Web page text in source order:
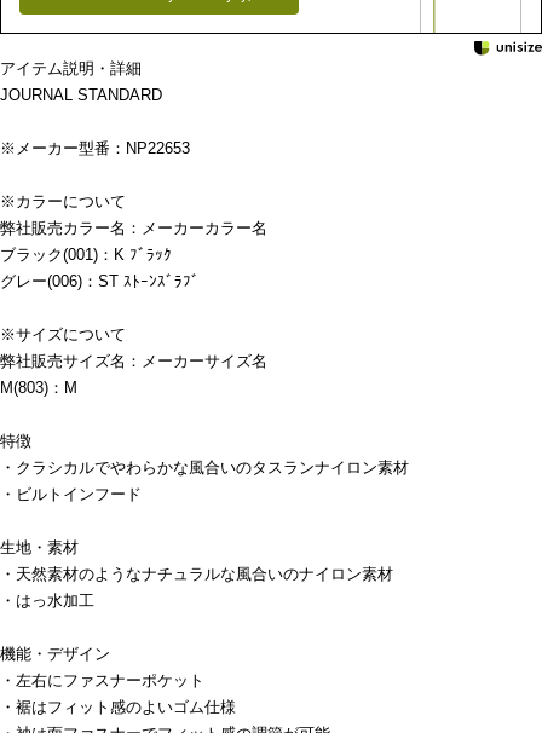
アイテム説明・詳細
JOURNAL STANDARD
※メーカー型番：NP22653
※カラーについて
弊社販売カラー名：メーカーカラー名
ブラック(001)：K ﾌﾞﾗｯｸ
グレー(006)：ST ｽﾄｰﾝｽﾞﾗﾌﾞ
※サイズについて
弊社販売サイズ名：メーカーサイズ名
M(803)：M
特徴
・クラシカルでやわらかな風合いのタスランナイロン素材
・ビルトインフード
生地・素材
・天然素材のようなナチュラルな風合いのナイロン素材
・はっ水加工
機能・デザイン
・左右にファスナーポケット
・裾はフィット感のよいゴム仕様